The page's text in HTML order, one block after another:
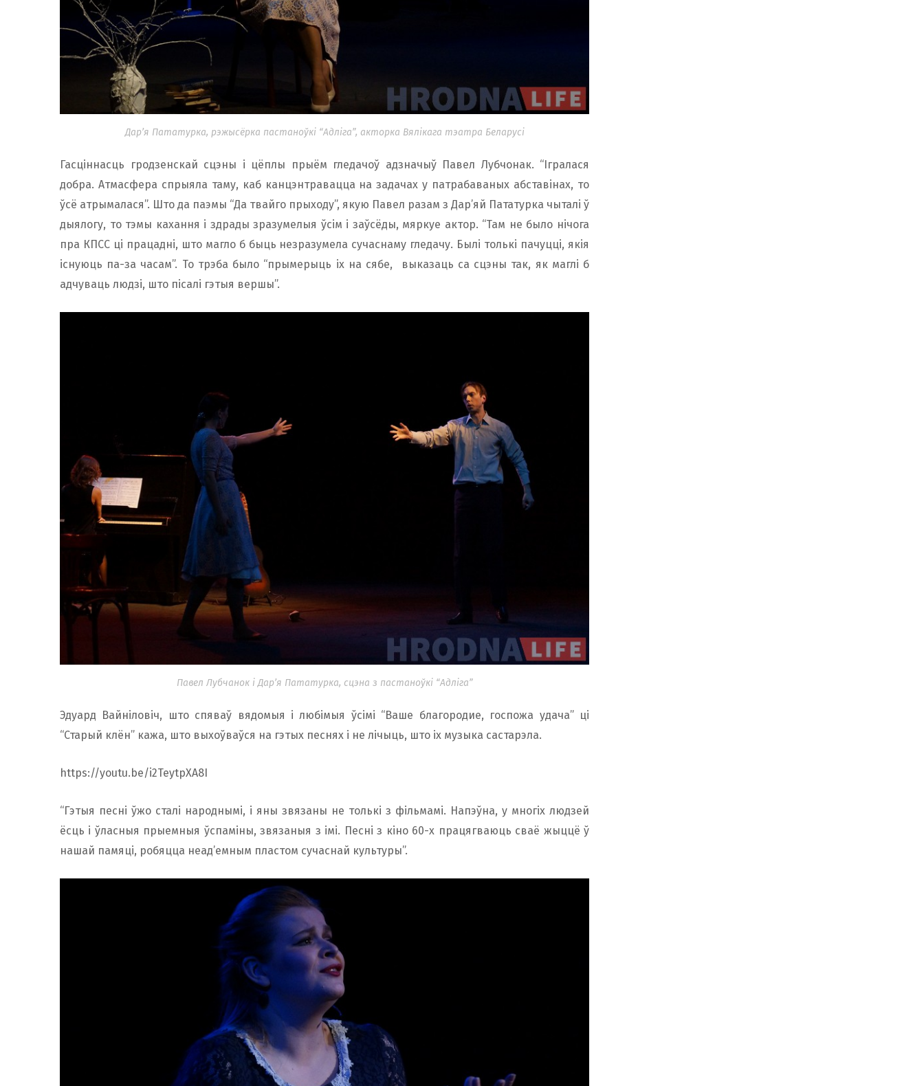
Дар’я Пататурка, рэжысёрка пастаноўкі “Адліга”, акторка Вялікага тэатра Беларусі
Гасціннасць гродзенскай сцэны і цёплы прыём гледачоў адзначыў Павел Лубчонак. “Ігралася
добра. Атмасфера спрыяла таму, каб канцэнтравацца на задачах у патрабаваных абставінах, то
ўсё атрымалася”. Што да паэмы “Да твайго прыходу”, якую Павел разам з Дар’яй Пататурка чыталі ў
дыялогу, то тэмы кахання і здрады зразумелыя ўсім і заўсёды, мяркуе актор. “Там не было нічога
пра КПСС ці працадні, што магло б быць незразумела сучаснаму гледачу. Былі толькі пачуцці, якія
існуюць па-за часам”. То трэба было “прымерыць іх на сябе, выказаць са сцэны так, як маглі б
адчуваць людзі, што пісалі гэтыя вершы”.
Павел Лубчанок і Дар’я Пататурка, сцэна з пастаноўкі “Адліга”
Эдуард Вайніловіч, што спяваў вядомыя і любімыя ўсімі “Ваше благородие, госпожа удача” ці
“Старый клён” кажа, што выхоўваўся на гэтых песнях і не лічыць, што іх музыка састарэла.
https://youtu.be/i2TeytpXA8I
“Гэтыя песні ўжо сталі народнымі, і яны звязаны не толькі з фільмамі. Напэўна, у многіх людзей
ёсць і ўласныя прыемныя ўспаміны, звязаныя з імі. Песні з кіно 60-х працягваюць сваё жыццё ў
нашай памяці, робяцца неад’емным пластом сучаснай культуры”.